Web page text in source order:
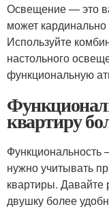
Освещение — это
может
Используйте
настольного
функциональную
квартиру
Функциональность
нужно учитывать
квартиры. Давайте
двушку более